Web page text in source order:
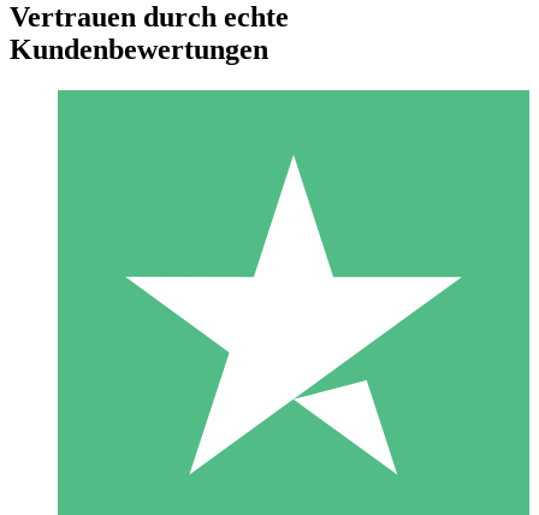
Individuelle Credit-Pakete
Zahlen Sie nach Bedarf mit Download-Credits. Keine
monatliche Verpflichtung erforderlich.
10 00
Vertrauen durch echte
Kundenbewertungen